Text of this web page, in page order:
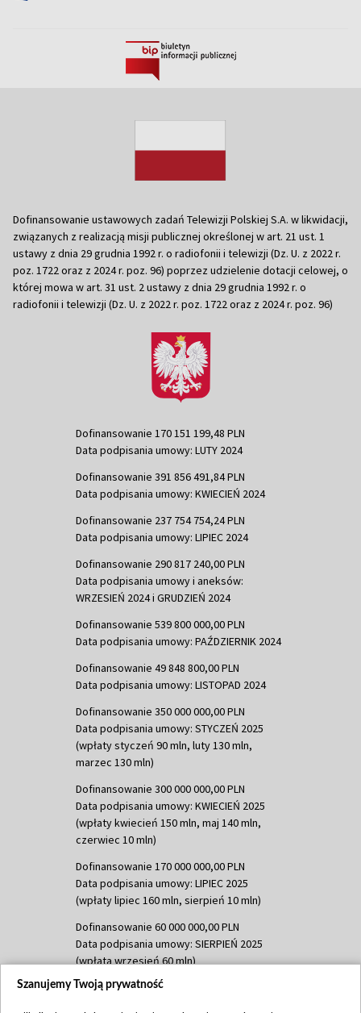
Dofinansowanie ustawowych zadań Telewizji Polskiej S.A. w likwidacji,
związanych z realizacją misji publicznej określonej w art. 21 ust. 1
ustawy z dnia 29 grudnia 1992 r. o radiofonii i telewizji (Dz. U. z 2022 r.
poz. 1722 oraz z 2024 r. poz. 96) poprzez udzielenie dotacji celowej, o
której mowa w art. 31 ust. 2 ustawy z dnia 29 grudnia 1992 r. o
radiofonii i telewizji (Dz. U. z 2022 r. poz. 1722 oraz z 2024 r. poz. 96)
Dofinansowanie 170 151 199,48 PLN
Data podpisania umowy: LUTY 2024
Dofinansowanie 391 856 491,84 PLN
Data podpisania umowy: KWIECIEŃ 2024
Dofinansowanie 237 754 754,24 PLN
Data podpisania umowy: LIPIEC 2024
Dofinansowanie 290 817 240,00 PLN
Data podpisania umowy i aneksów:
WRZESIEŃ 2024 i GRUDZIEŃ 2024
Dofinansowanie 539 800 000,00 PLN
Data podpisania umowy: PAŹDZIERNIK 2024
Dofinansowanie 49 848 800,00 PLN
Data podpisania umowy: LISTOPAD 2024
Dofinansowanie 350 000 000,00 PLN
Data podpisania umowy: STYCZEŃ 2025
(wpłaty styczeń 90 mln, luty 130 mln,
marzec 130 mln)
Dofinansowanie 300 000 000,00 PLN
Data podpisania umowy: KWIECIEŃ 2025
(wpłaty kwiecień 150 mln, maj 140 mln,
czerwiec 10 mln)
Dofinansowanie 170 000 000,00 PLN
Data podpisania umowy: LIPIEC 2025
(wpłaty lipiec 160 mln, sierpień 10 mln)
Dofinansowanie 60 000 000,00 PLN
Data podpisania umowy: SIERPIEŃ 2025
(wpłata wrzesień 60 mln)
Dofinansowanie 635 783 051,21 PLN
Szanujemy Twoją prywatność